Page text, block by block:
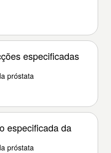
especificadas
próstata
especificada da
próstata